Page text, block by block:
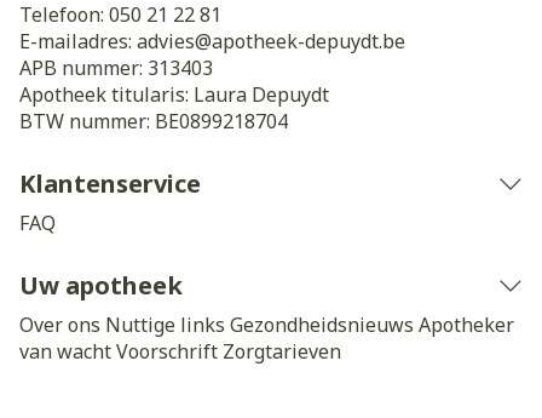
Telefoon: 050 21 22 81
E-mailadres: advies@apotheek-depuydt.be
APB nummer: 313403
Apotheek titularis: Laura Depuydt
BTW nummer: BE0899218704
Klantenservice
FAQ
Uw apotheek
Over ons Nuttige links Gezondheidsnieuws Apotheker
van wachtVoorschrift Zorgtarieven